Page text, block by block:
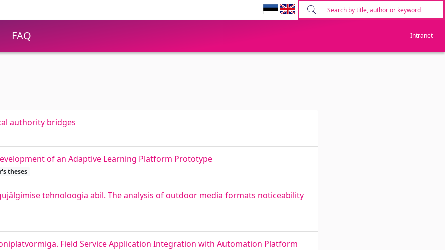
FAQ Intranet
authority bridges
of an Adaptive Learning Platform Prototype
theses
tehnoloogia abil. The analysis of outdoor media formats noticeability
Field Service Application Integration with Automation Platform